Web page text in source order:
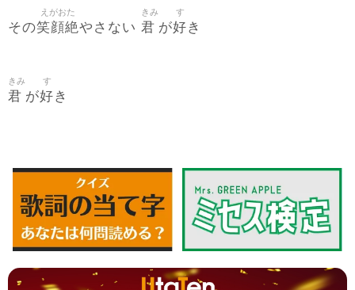
その笑顔絶
えがおた
やさない 君
きみ
が好
す
き
君
きみ
が好
す
き